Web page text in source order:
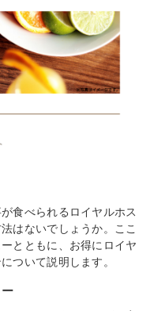
食べられるロイヤルホス
はないでしょうか。ここ
とともに、お得にロイヤ
ついて説明します。